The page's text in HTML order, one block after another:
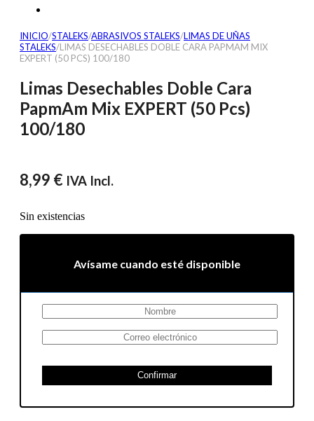
INICIO/STALEKS/ABRASIVOS STALEKS/LIMAS DE UÑAS
STALEKS/LIMAS DESECHABLES DOBLE CARA PAPMAM MIX
EXPERT (50 PCS) 100/180
Limas Desechables Doble Cara
PapmAm Mix EXPERT (50 Pcs)
100/180
8,99 € IVA Incl.
Sin existencias
Avísame cuando esté disponible
Confirmar